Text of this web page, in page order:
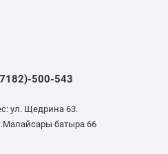
500-543
​ул. Щедрина 63.
батыра 66